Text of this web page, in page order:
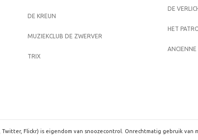
DE KREUN
MUZIEKCLUB DE ZWERVER
TRIX
DE
HET
ANCIENNE
Flickr) is eigendom van snoozecontrol. Onrechtmatig gebruik van